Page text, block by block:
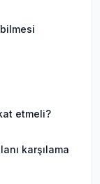
etmeli?
karşılama